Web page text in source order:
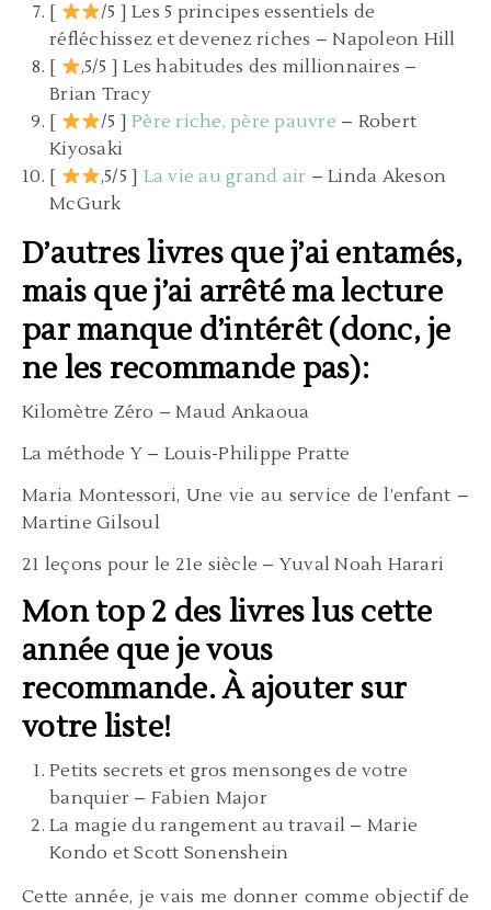
[
/5 ] Les 5 principes essentiels de
réfléchissez et devenez riches – Napoleon Hill
[
,5/5 ] Les habitudes des millionnaires –
Brian Tracy
[
/5 ]Père riche, père pauvre – Robert
Kiyosaki
[
,5/5 ] La vie au grand air – Linda Akeson
McGurk
D’autres livres que j’ai entamés,
mais que j’ai arrêté ma lecture
par manque d’intérêt (donc, je
ne les recommande pas):
Kilomètre Zéro – Maud Ankaoua
La méthode Y – Louis-Philippe Pratte
Maria Montessori, Une vie au service de l’enfant –
Martine Gilsoul
21 leçons pour le 21e siècle – Yuval Noah Harari
Mon top 2 des livres lus cette
année que je vous
recommande. À ajouter sur
votre liste!
Petits secrets et gros mensonges de votre
banquier – Fabien Major
La magie du rangement au travail – Marie
Kondo et Scott Sonenshein
Cette année, je vais me donner comme objectif de